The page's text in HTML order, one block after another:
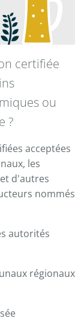
certifiée
ou
?
acceptées
les
d'autres
nommés
autorités
régionaux